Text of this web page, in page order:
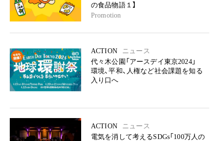
の食品物語１】
Promotion
ACTION
ニュース
代々木公園「アースデイ東京2024」
環境、平和、人権など社会課題を知る
入り口へ
ACTION
ニュース
電気を消して考えるSDGs「100万人の